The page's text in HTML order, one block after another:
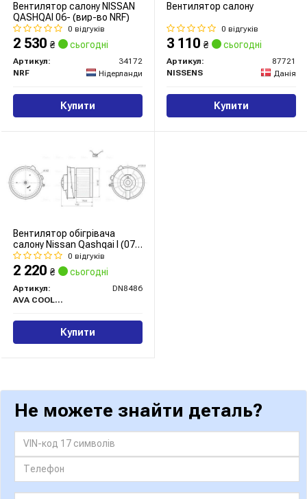
Вентилятор салону NISSAN
QASHQAI 06- (вир-во NRF)
0 відгуків
2 530 ₴ сьогодні
Артикул:
34172
NRF
Нідерланди
Купити
Вентилятор салону
0 відгуків
3 110 ₴ сьогодні
Артикул:
87721
NISSENS
Данія
Купити
Вентилятор обігрівача
салону Nissan Qashqai I (07-
13) (DN8486) AVA
0 відгуків
2 220 ₴ сьогодні
Артикул:
DN8486
AVA COOLING
Купити
Не можете знайти деталь?